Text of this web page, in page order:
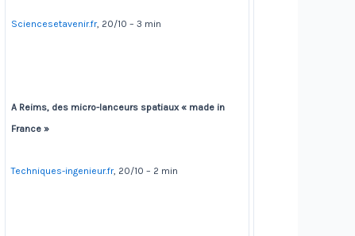
Sciencesetavenir.fr, 20/10 – 3 min
A Reims, des micro-lanceurs spatiaux « made in
France »
Techniques-ingenieur.fr, 20/10 – 2 min